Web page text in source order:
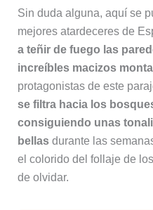
Sin duda alguna, aquí se
mejores atardeceres de
a teñir de fuego las
increíbles macizos
protagonistas de este
se filtra hacia los
consiguiendo unas
bellasdurante las
el colorido del follaje de
de olvidar.